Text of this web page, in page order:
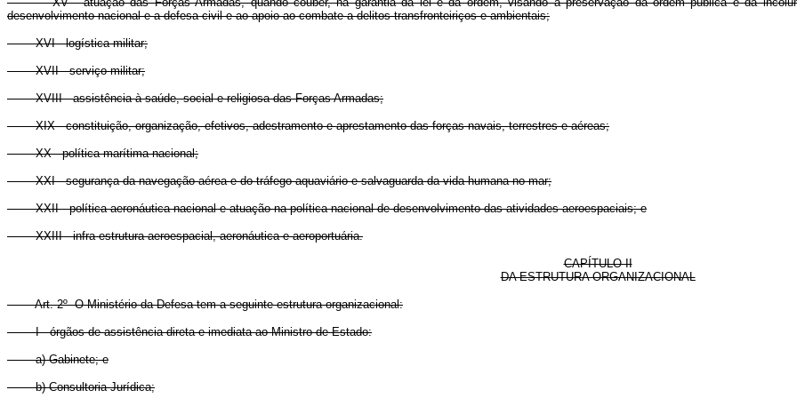
desenvolvimento nacional e a defesa civil e ao apoio ao combate a delitos transfronteiriços e ambientais;
XVI - logística militar;
XVII - serviço militar;
XVIII - assistência à saúde, social e religiosa das Forças Armadas;
XIX - constituição, organização, efetivos, adestramento e aprestamento das forças navais, terrestres e aéreas;
XX - política marítima nacional;
XXI - segurança da navegação aérea e do tráfego aquaviário e salvaguarda da vida humana no mar;
XXII - política aeronáutica nacional e atuação na política nacional de desenvolvimento das atividades aeroespaciais; e
XXIII - infra-estrutura aeroespacial, aeronáutica e aeroportuária.
CAPÍTULO II
DA ESTRUTURA ORGANIZACIONAL
Art. 2º O Ministério da Defesa tem a seguinte estrutura organizacional:
I - órgãos de assistência direta e imediata ao Ministro de Estado:
a) Gabinete; e
b) Consultoria Jurídica;